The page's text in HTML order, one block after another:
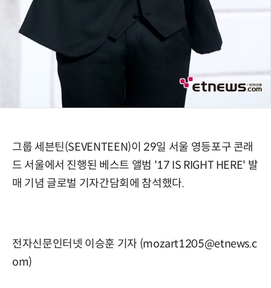
그룹 세븐틴(SEVENTEEN)이 29일 서울 영등포구 콘래
드 서울에서 진행된 베스트 앨범 '17 IS RIGHT HERE' 발
매 기념 글로벌 기자간담회에 참석했다.
전자신문인터넷 이승훈 기자 (mozart1205@etnews.c
om)